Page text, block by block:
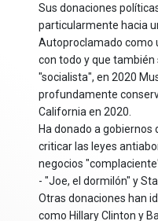
Sus donaciones
particularmente hacia
Autoproclamado como
con todo y que
"socialista", en 2020
profundamente
California en 2020.
Ha donado a gobiernos
criticar las leyes
negocios
- "Joe, el dormilón" y
Otras donaciones han
como Hillary Clinton y